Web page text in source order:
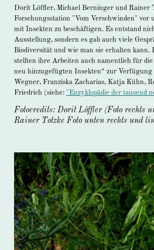
Dorit Löffler, Michael Berninger und Rainer
Forschungsstation "Vom Verschwinden" vor
mit Insekten zu beschäftigen. Es entstand
Ausstellung, sondern es gab auch viele
Biodiversität und wie man sie erhalten kann.
stellten ihre Arbeiten auch namentlich für die
neu hinzugefügten Insekten“ zur Verfügung
Wegner, Franziska Zacharias, Katja Kühn,
Friedrich (siehe: "Enzyklopädie der tausend
Fotocredits: Dorit Löffler (Foto rechts
Rainer Totzke Foto unten rechts und